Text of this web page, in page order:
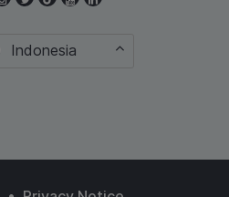
Indonesia